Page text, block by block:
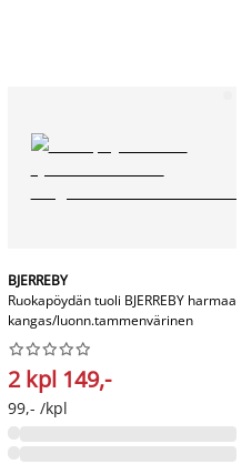
BJERREBY
Ruokapöydän tuoli BJERREBY harmaa
kangas/luonn.tammenvärinen






2 kpl 149,-
99,- /kpl